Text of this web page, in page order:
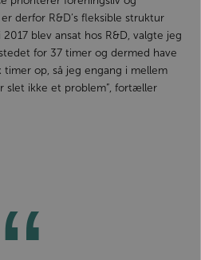
derfor R&D’s fleksible struktur
blev ansat hos R&D, valgte jeg
for 37 timer og dermed have
op, så jeg engang i mellem
slet ikke et problem”, fortæller